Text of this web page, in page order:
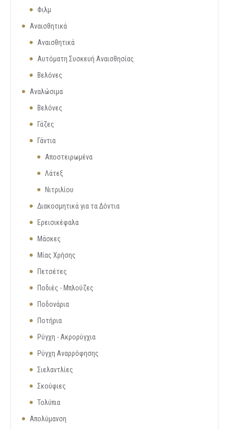
Φιλμ
Αναισθητικά
Αναισθητικά
Αυτόματη Συσκευή Αναισθησίας
Βελόνες
Αναλώσιμα
Βελόνες
Γάζες
Γάντια
Αποστειρωμένα
Λάτεξ
Νιτριλίου
Διακοσμητικά για τα Δόντια
Ερεισικέφαλα
Μάσκες
Μίας Χρήσης
Πετσέτες
Ποδιές - Μπλούζες
Ποδονάρια
Ποτήρια
Ρύγχη - Ακρορύγχια
Ρύγχη Αναρρόφησης
Σιελαντλίες
Σκούφιες
Τολύπια
Απολύμανση